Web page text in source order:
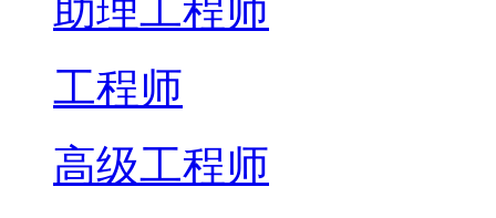
助理工程师
工程师
高级工程师